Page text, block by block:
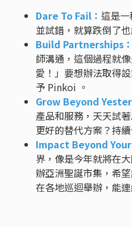
Dare To Fail： 這是
並試錯，就算跌倒了
Build Partnerships：
師溝通，這個過程就
愛！」要想辦法取得
予 Pinkoi 。
Grow Beyond
產品和服務，天天試
更好的替代方案？持
Impact Beyond Your
界，像是今年就將在
辦亞洲聖誕市集，希
在各地巡迴舉辦，能